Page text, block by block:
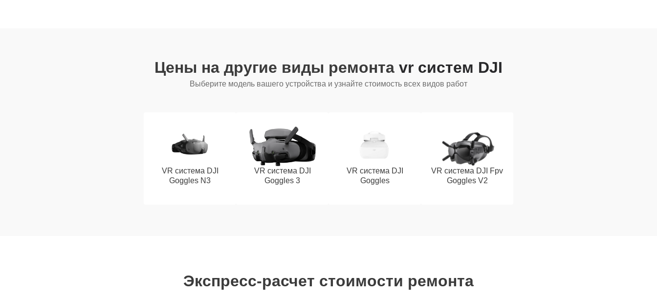
Цены на другие виды ремонта vr систем DJI
Выберите модель вашего устройства и узнайте стоимость всех видов работ
VR система DJI
Goggles N3
VR система DJI
Goggles 3
VR система DJI
Goggles
VR система DJI Fpv
Goggles V2
Экспресс-расчет стоимости ремонта